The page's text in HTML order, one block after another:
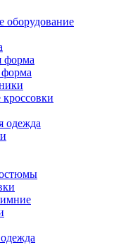
оборудование
форма
одежда